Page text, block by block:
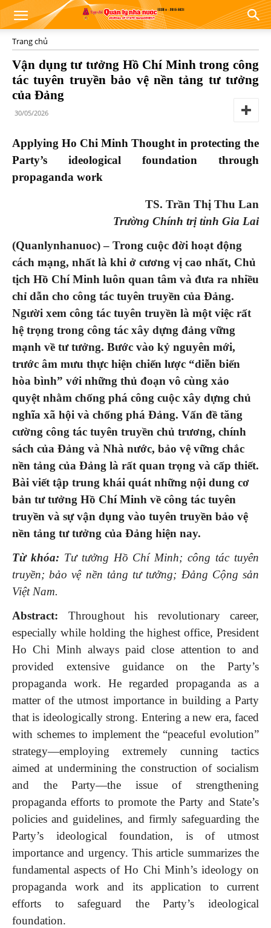
Trang chủ
Vận dụng tư tưởng Hồ Chí Minh trong công
tác tuyên truyền bảo vệ nền tảng tư tưởng
của Đảng
30/05/2026
Applying Ho Chi Minh Thought in protecting the
Party’s ideological foundation through
propaganda work
TS. Trần Thị Thu Lan
Trường Chính trị tỉnh Gia Lai
(Quanlynhanuoc) – Trong cuộc đời hoạt động
cách mạng, nhất là khi ở cương vị cao nhất, Chủ
tịch Hồ Chí Minh luôn quan tâm và đưa ra nhiều
chỉ dẫn cho công tác tuyên truyền của Đảng.
Người xem công tác tuyên truyền là một việc rất
hệ trọng trong công tác xây dựng đảng vững
mạnh về tư tưởng. Bước vào kỷ nguyên mới,
trước âm mưu thực hiện chiến lược “diễn biến
hòa bình” với những thủ đoạn vô cùng xảo
quyệt nhằm chống phá công cuộc xây dựng chủ
nghĩa xã hội và chống phá Đảng. Vấn đề tăng
cường công tác tuyên truyền chủ trương, chính
sách của Đảng và Nhà nước, bảo vệ vững chắc
nền tảng của Đảng là rất quan trọng và cấp thiết.
Bài viết tập trung khái quát những nội dung cơ
bản tư tưởng Hồ Chí Minh về công tác tuyên
truyền và sự vận dụng vào tuyên truyền bảo vệ
nền tảng tư tưởng của Đảng hiện nay.
Từ khóa: Tư tưởng Hồ Chí Minh; công tác tuyên
truyền; bảo vệ nền tảng tư tưởng; Đảng Cộng sản
Việt Nam.
Abstract: Throughout his revolutionary career,
especially while holding the highest office, President
Ho Chi Minh always paid close attention to and
provided extensive guidance on the Party’s
propaganda work. He regarded propaganda as a
matter of the utmost importance in building a Party
that is ideologically strong. Entering a new era, faced
with schemes to implement the “peaceful evolution”
strategy—employing extremely cunning tactics
aimed at undermining the construction of socialism
and the Party—the issue of strengthening
propaganda efforts to promote the Party and State’s
policies and guidelines, and firmly safeguarding the
Party’s ideological foundation, is of utmost
importance and urgency. This article summarizes the
fundamental aspects of Ho Chi Minh’s ideology on
propaganda work and its application to current
efforts to safeguard the Party’s ideological
foundation.